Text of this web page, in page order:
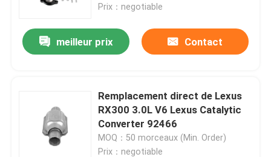
Prix：negotiable
meilleur prix Contact
Remplacement direct de Lexus
RX300 3.0L V6 Lexus Catalytic
Converter 92466
MOQ：50 morceaux (Min. Order)
Prix：negotiable